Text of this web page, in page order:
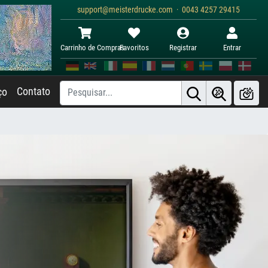
support@meisterdrucke.com · 0043 4257 29415
Carrinho de ComprasFavoritos Registrar Entrar
Contato